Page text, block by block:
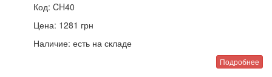
Код: CH40
Цена: 1281 грн
Наличие: есть на складе
Подробнее